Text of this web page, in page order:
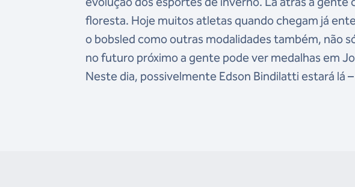
floresta. Hoje muitos atletas quando chegam já
o bobsled como outras modalidades também, não
no futuro próximo a gente pode ver medalhas em
Neste dia, possivelmente Edson Bindilatti estará lá